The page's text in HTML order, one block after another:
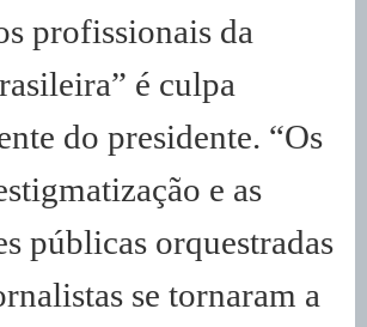
profissionais da
é culpa
do presidente. “Os
e as
públicas orquestradas
se tornaram a